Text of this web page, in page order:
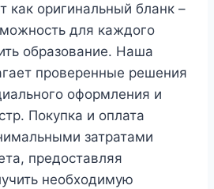
как оригинальный бланк –
для каждого
образование. Наша
проверенные решения
оформления и
Покупка и оплата
затратами
предоставляя
необходимую